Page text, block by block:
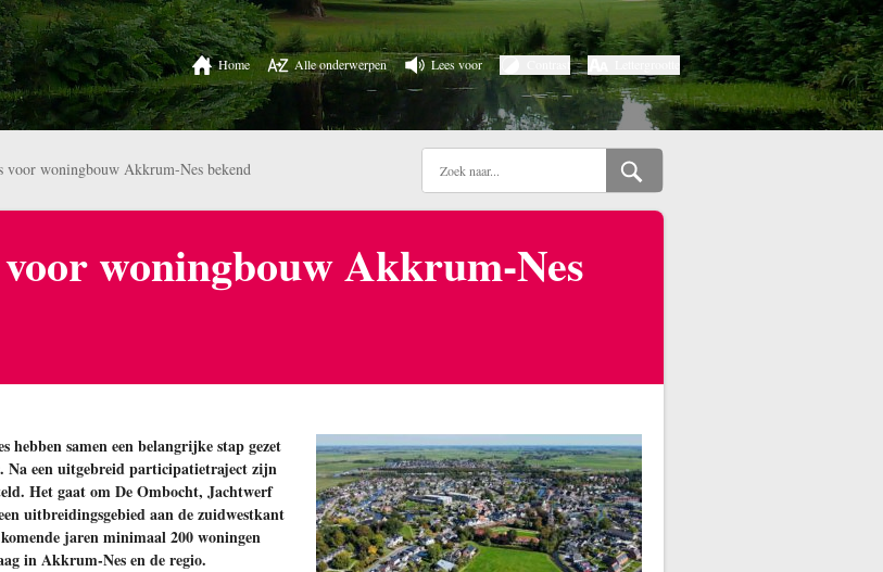
Home Alle onderwerpen Lees voor
voor woningbouw Akkrum-Nes bekend
woningbouw Akkrum-Nes
hebben samen een belangrijke stap gezet
een uitgebreid participatietraject zijn
Het gaat om De Ombocht, Jachtwerf
uitbreidingsgebied aan de zuidwestkant
jaren minimaal 200 woningen
in Akkrum-Nes en de regio.